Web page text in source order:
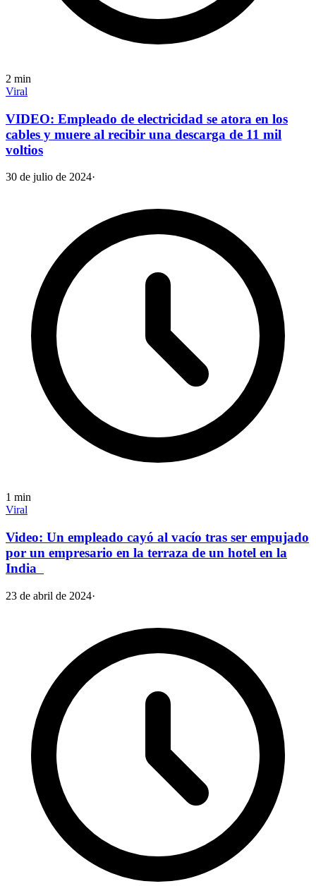
2 min
Viral
VIDEO: Empleado de electricidad se atora en los
cables y muere al recibir una descarga de 11 mil
voltios
30 de julio de 2024·
1 min
Viral
Video: Un empleado cayó al vacío tras ser empujado
por un empresario en la terraza de un hotel en la
India
23 de abril de 2024·